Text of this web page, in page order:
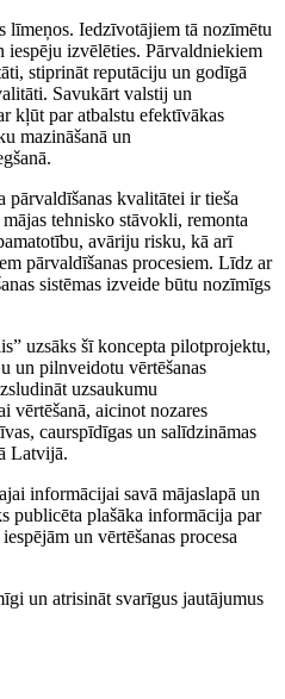
Iedzīvotājiem tā nozīmētu
izvēlēties. Pārvaldniekiem
stiprināt reputāciju un godīgā
Savukārt valstij un
kļūt par atbalstu efektīvākas
mazināšanā un
kvalitātei ir tieša
tehnisko stāvokli, remonta
avāriju risku, kā arī
pārvaldīšanas procesiem. Līdz ar
sistēmas izveide būtu nozīmīgs
uzsāks šī koncepta pilotprojektu,
un pilnveidotu vērtēšanas
uzsaukumu
vērtēšanā, aicinot nozares
caurspīdīgas un salīdzināmas
Latvijā.
informācijai savā mājaslapā un
publicēta plašāka informācija par
un vērtēšanas procesa
un atrisināt svarīgus jautājumus